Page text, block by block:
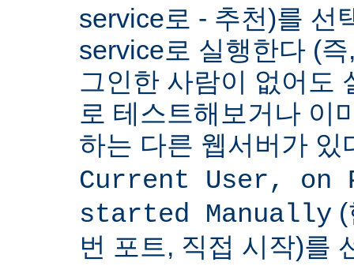
service로 - 추천)를 선
service로 실행한다 (
그인한 사람이 없어도
로 테스트해보거나 이
하는 다른 웹서버가
Current User, on
started Manually
번 포트, 직접 시작)를